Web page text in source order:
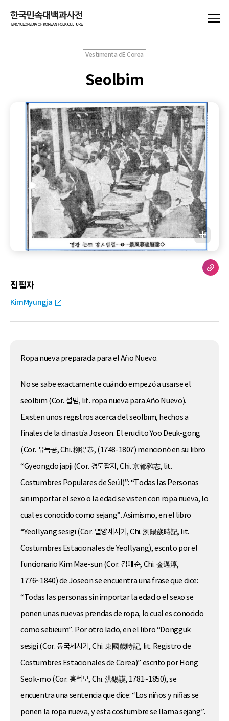
Vestimenta dE Corea
Seolbim
집필자
KimMyungja
Ropa nueva preparada para el Año Nuevo.
No se sabe exactamente cuándo empezó a usarse el
seolbim (Cor. 설빔, lit. ropa nueva para Año Nuevo).
Existen unos registros acerca del seolbim, hechos a
finales de la dinastía Joseon. El erudito Yoo Deuk-gong
(Cor. 유득공, Chi. 柳得恭, (1748-1807) mencionó en su libro
“Gyeongdo japji (Cor. 경도잡지, Chi. 京都雜志, lit.
Costumbres Populares de Seúl)”: “Todas las Personas
sin importar el sexo o la edad se visten con ropa nueva, lo
cual es conocido como sejang”. Asimismo, en el libro
“Yeollyang sesigi (Cor. 열양세시기, Chi. 洌陽歲時記, lit.
Costumbres Estacionales de Yeollyang), escrito por el
funcionario Kim Mae-sun (Cor. 김매순, Chi. 金邁淳,
1776~1840) de Joseon se encuentra una frase que dice:
“Todas las personas sin importar la edad o el sexo se
ponen unas nuevas prendas de ropa, lo cual es conocido
como sebieum”. Por otro lado, en el libro “Dongguk
sesigi (Cor. 동국세시기, Chi. 東國歲時記, lit. Registro de
Costumbres Estacionales de Corea)” escrito por Hong
Seok-mo (Cor. 홍석모, Chi. 洪錫謨, 1781~1850), se
encuentra una sentencia que dice: “Los niños y niñas se
ponen la ropa nueva, y esta costumbre se llama sejang”.